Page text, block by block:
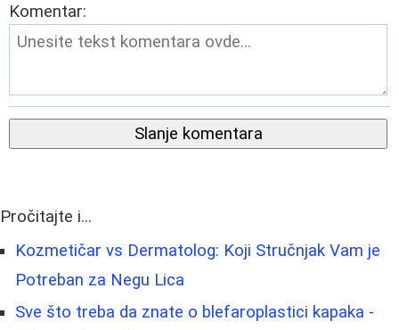
Komentar:
Slanje komentara
Pročitajte i...
Kozmetičar vs Dermatolog: Koji Stručnjak Vam je
Potreban za Negu Lica
Sve što treba da znate o blefaroplastici kapaka -